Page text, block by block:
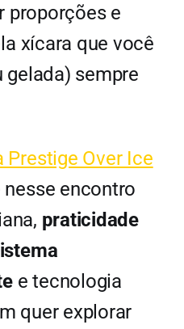
proporções e
xícara que você
gelada) sempre
Prestige Over Ice
encontro
praticidade
e tecnologia
quer explorar